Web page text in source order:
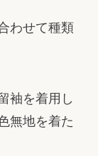
わせて種類
袖を着用し
無地を着た